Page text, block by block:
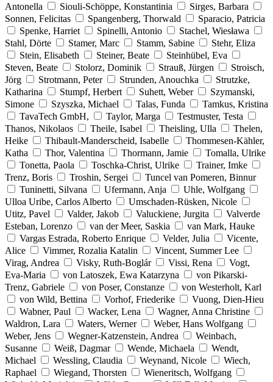
Antonella
Siouli-Schöppe, Konstantinia
Sirges, Barbara
Sonnen, Felicitas
Spangenberg, Thorwald
Sparacio, Patricia
Spenke, Harriet
Spinelli, Antonio
Stachel, Wiesława
Stahl, Dörte
Stamer, Marc Stamm, Sabine
Stehr, Eliza
Stein, Elisabeth
Steiner, Beate
Steinhübel, Eva
Steven, Beate
Stolorz, Dominik Strauß, Jürgen
Stroisch,
Jörg
Strotmann, Peter Strunden, Anouchka
Strutzke,
Katharina
Stumpf, Herbert Suhett, Weber
Szymanski,
Simone
Szyszka, Michael Talas, Funda
Tamkus, Kristina
TavaTech GmbH,
Taylor, Marga
Testmuster, Testa
Thanos, Nikolaos
Theile, Isabel Theisling, Ulla
Thelen,
Heike
Thibault-Manderscheid, Isabelle
Thommesen-Kähler,
Katha
Thor, Valentina Thormann, Jamie
Tomalla, Ulrike
Tonetta, Paola
Toschka-Christ, Ulrike
Trainer, Imke
Trenz, Boris
Troshin, Sergei
Tuncel van Pomeren, Binnur
Tuninetti, Silvana
Ufermann, Anja
Uhle, Wolfgang
Ulloa Uribe, Carlos Alberto
Umschaden-Rüsken, Nicole
Utitz, Pavel
Valder, Jakob Valuckiene, Jurgita
Valverde
Esteban, Lorenzo
van der Meer, Saskia
van Mark, Hauke
Vargas Estrada, Roberto Enrique
Velder, Julia
Vicente,
Alice
Vimmer, Rozalia Katalin
Vincent, Summer Lee
Virag, Andrea
Visky, Ruth-Boglár Vissi, Rena
Vogt,
Eva-Maria
von Latoszek, Ewa Katarzyna
von Pikarski-
Trenz, Gabriele
von Poser, Constanze
von Westerholt, Karl
von Wild, Bettina
Vorhof, Friederike
Vuong, Dien-Hieu
Wabner, Paul
Wacker, Lena
Wagner, Anna Christine
Waldron, Lara
Waters, Werner
Weber, Hans Wolfgang
Weber, Jens
Wegner-Katzenstein, Andrea
Weinbach,
Susanne
Weiß, Dagmar Wende, Michaela
Wendt,
Michael
Wessling, Claudia Weynand, Nicole
Wiech,
Raphael
Wiegand, Thorsten
Wieneritsch, Wolfgang